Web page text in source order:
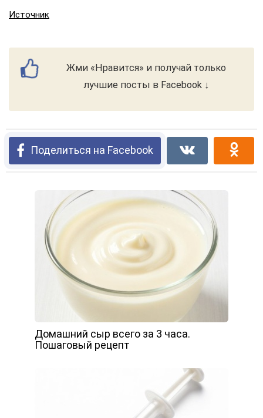
Источник
Жми «Нравится» и получай только
лучшие посты в Facebook ↓
Поделиться на Facebook
Домашний сыр всего за 3 часа.
Пошаговый рецепт